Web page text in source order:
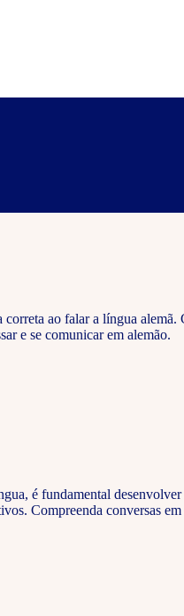
ao falar a língua alemã.
e se comunicar em alemão.
é fundamental
Compreenda conversas em